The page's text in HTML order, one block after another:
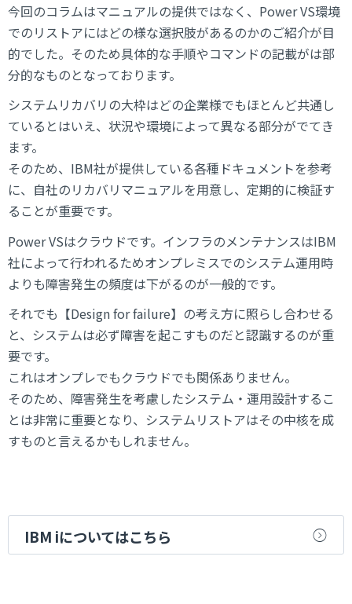
今回のコラムはマニュアルの提供ではなく、Power VS環境
でのリストアにはどの様な選択肢があるのかのご紹介が目
的でした。そのため具体的な手順やコマンドの記載がは部
分的なものとなっております。
システムリカバリの大枠はどの企業様でもほとんど共通し
ているとはいえ、状況や環境によって異なる部分がでてき
ます。
そのため、IBM社が提供している各種ドキュメントを参考
に、自社のリカバリマニュアルを用意し、定期的に検証す
ることが重要です。
Power VSはクラウドです。インフラのメンテナンスはIBM
社によって行われるためオンプレミスでのシステム運用時
よりも障害発生の頻度は下がるのが一般的です。
それでも【Design for failure】の考え方に照らし合わせる
と、システムは必ず障害を起こすものだと認識するのが重
要です。
これはオンプレでもクラウドでも関係ありません。
そのため、障害発生を考慮したシステム・運用設計するこ
とは非常に重要となり、システムリストアはその中核を成
すものと言えるかもしれません。
IBM iについてはこちら